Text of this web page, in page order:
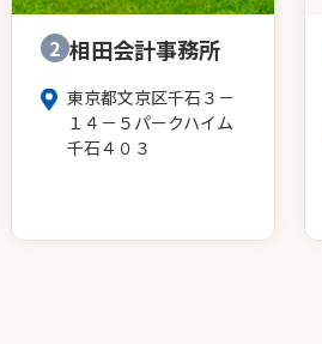
2 相田会計事務所
東京都文京区千石３－
１４－５パークハイム
千石４０３